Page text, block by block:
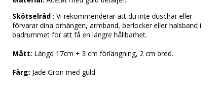
Skötselråd : Vi rekommenderar att du inte duschar eller
förvarar dina örhängen, armband, berlocker eller halsband i
badrummet för att få en längre hållbarhet.
Mått: Längd 17cm + 3 cm förlängning, 2 cm bred.
Färg: Jade Grön med guld